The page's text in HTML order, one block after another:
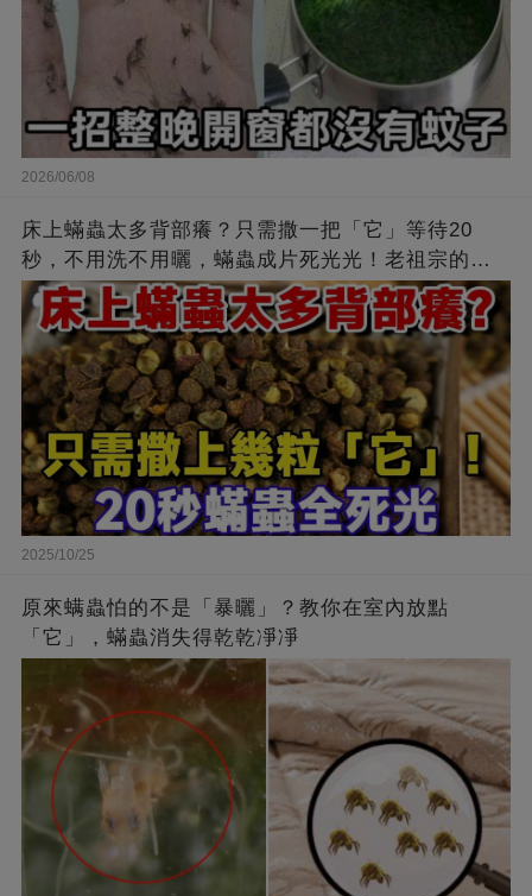
2026/06/08
床上蟎蟲太多背部癢？只需撒一把「它」等待20
秒，不用洗不用曬，蟎蟲成片死光光！老祖宗的方
法太管用
2025/10/25
原來螨蟲怕的不是「暴曬」？教你在室內放點
「它」，蟎蟲消失得乾乾凈凈